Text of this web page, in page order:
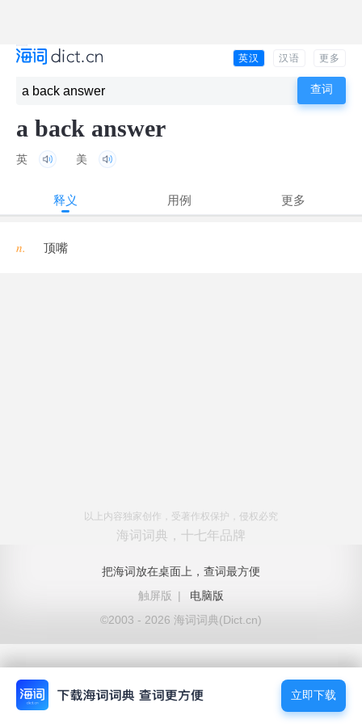
英汉 汉语 更多
a back answer
英 美
释义 用例 更多
n. 顶嘴
以上内容独家创作，受著作权保护，侵权必究
海词词典，十七年品牌
把海词放在桌面上，查词最方便
触屏版
|
电脑版
©2003 - 2026 海词词典(Dict.cn)
立即下载
立即下载